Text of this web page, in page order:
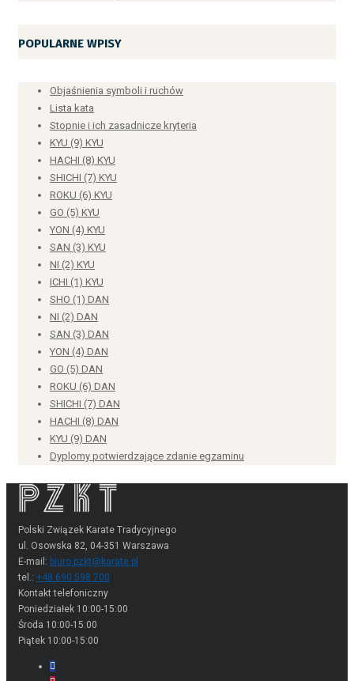
POPULARNE WPISY
Objaśnienia symboli i ruchów
Lista kata
Stopnie i ich zasadnicze kryteria
KYU (9) KYU
HACHI (8) KYU
SHICHI (7) KYU
ROKU (6) KYU
GO (5) KYU
YON (4) KYU
SAN (3) KYU
NI (2) KYU
ICHI (1) KYU
SHO (1) DAN
NI (2) DAN
SAN (3) DAN
YON (4) DAN
GO (5) DAN
ROKU (6) DAN
SHICHI (7) DAN
HACHI (8) DAN
KYU (9) DAN
Dyplomy potwierdzające zdanie egzaminu
Polski Związek Karate Tradycyjnego
ul. Osowska 82, 04-351 Warszawa
E-mail: biuro.pzkt@karate.pl
tel.: +48 690 598 700
Kontakt telefoniczny
Poniedziałek 10:00-15:00
Środa 10:00-15:00
Piątek 10:00-15:00